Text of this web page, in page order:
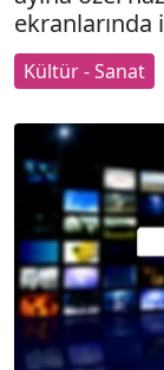
ekranlarında
Kültür - Sanat